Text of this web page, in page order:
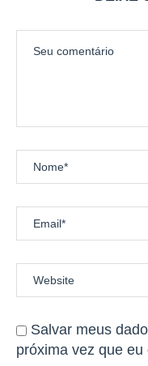
Salvar meus
próxima vez que eu